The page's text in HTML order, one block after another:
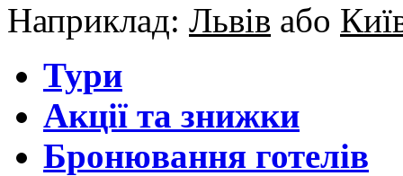
Наприклад: Львів або
Тури
Акції та знижки
Бронювання готелів